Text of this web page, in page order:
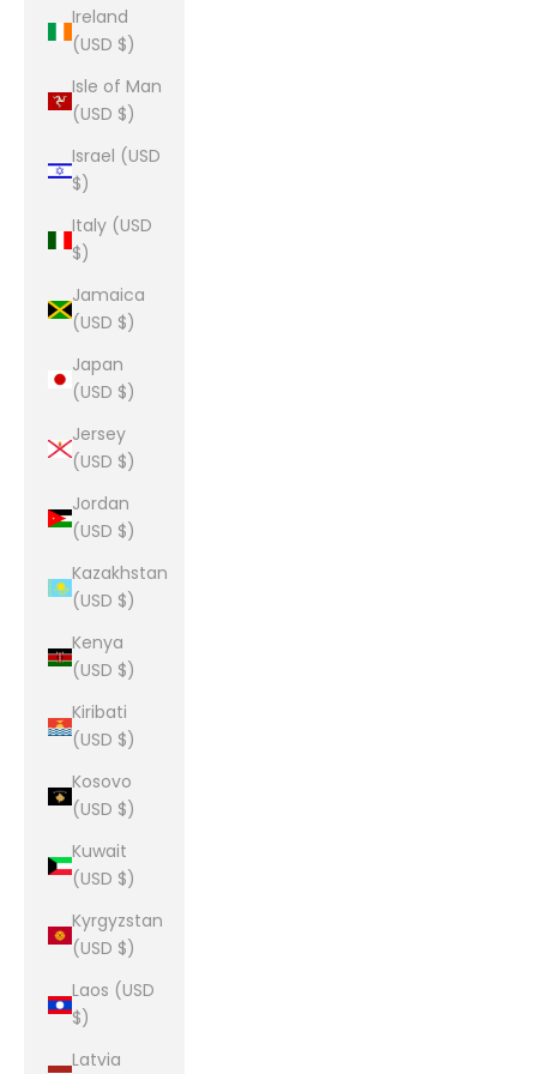
Ireland
(USD $)
Isle of Man
(USD $)
Israel (USD
$)
Italy (USD
$)
Jamaica
(USD $)
Japan
(USD $)
Jersey
(USD $)
Jordan
(USD $)
Kazakhstan
(USD $)
Kenya
(USD $)
Kiribati
(USD $)
Kosovo
(USD $)
Kuwait
(USD $)
Kyrgyzstan
(USD $)
Laos (USD
$)
Latvia